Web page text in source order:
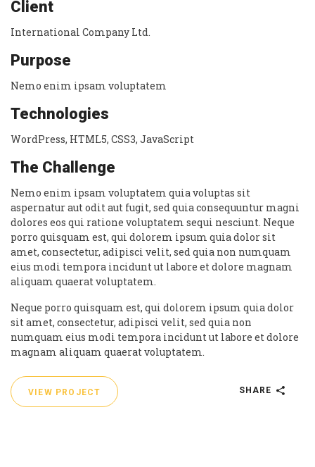
Client
International Company Ltd.
Purpose
Nemo enim ipsam voluptatem
Technologies
WordPress, HTML5, CSS3, JavaScript
The Challenge
Nemo enim ipsam voluptatem quia voluptas sit
aspernatur aut odit aut fugit, sed quia consequuntur magni
dolores eos qui ratione voluptatem sequi nesciunt. Neque
porro quisquam est, qui dolorem ipsum quia dolor sit
amet, consectetur, adipisci velit, sed quia non numquam
eius modi tempora incidunt ut labore et dolore magnam
aliquam quaerat voluptatem.
Neque porro quisquam est, qui dolorem ipsum quia dolor
sit amet, consectetur, adipisci velit, sed quia non
numquam eius modi tempora incidunt ut labore et dolore
magnam aliquam quaerat voluptatem.
VIEW PROJECT SHARE